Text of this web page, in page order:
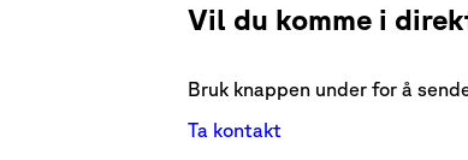
Vil du komme i
Bruk knappen under for å
Ta kontakt